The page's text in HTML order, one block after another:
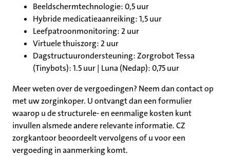
Beeldschermtechnologie: 0,5 uur
Hybride medicatieaanreiking: 1,5 uur
Leefpatroonmonitoring: 2 uur
Virtuele thuiszorg: 2 uur
Dagstructuurondersteuning: Zorgrobot Tessa
(Tinybots): 1.5 uur | Luna (Nedap): 0,75 uur
Meer weten over de vergoedingen? Neem dan contact op
met uw zorginkoper. U ontvangt dan een formulier
waarop u de structurele- en eenmalige kosten kunt
invullen alsmede andere relevante informatie. CZ
zorgkantoor beoordeelt vervolgens of u voor een
vergoeding in aanmerking komt.